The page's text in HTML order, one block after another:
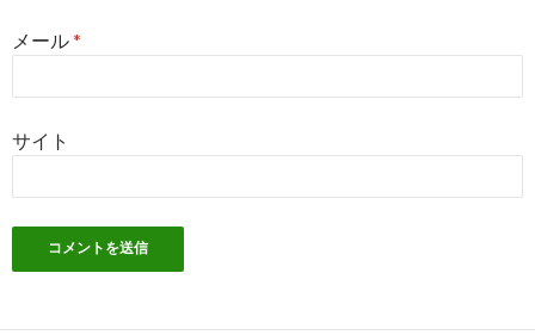
メール*
サイト